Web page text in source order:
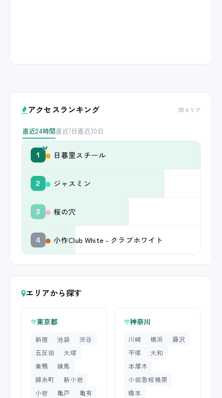
アクセスランキング 同エリア
直近24時間直近7日直近30日
1 日暮里スチール
2 ジャスミン
3 桜の穴
4 小作Club White - クラブホワイト
エリアから探す
東京都
新宿 池袋
渋谷
五反田
大塚
巣鴨
練馬
錦糸町
新小岩
小岩
亀戸
亀有
神奈川
川崎 横浜
藤沢
平塚
大和
本厚木
小田急相模原
橋本